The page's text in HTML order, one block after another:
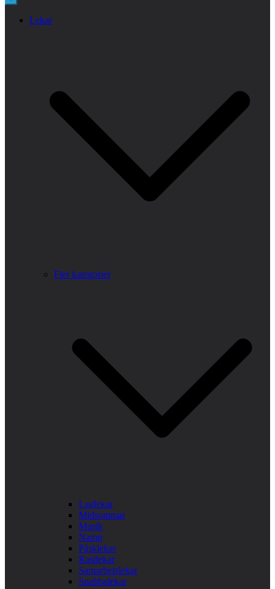
Lekar
Fler kategorier
Laglekar
Midsommar
Musik
Namn
Påsklekar
Rastlekar
Samarbetslekar
Snabbalekar